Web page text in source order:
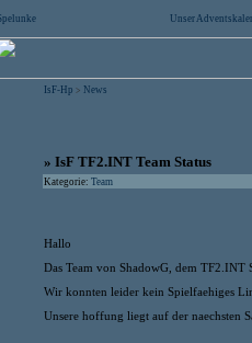
Unser
IsF-Hp > News
» IsF TF2.INT Team Status
Kategorie: Team
Hallo
Das Team von ShadowG, dem TF2.INT
Wir konnten leider kein Spielfaehiges
Unsere hoffung liegt auf der naechsten